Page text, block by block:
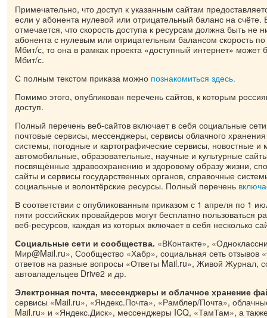
Примечательно, что доступ к указанным сайтам
если у абонента нулевой или отрицательный баланс на счёте.
отмечается, что скорость доступа к ресурсам должна быть не
абонента с нулевым или отрицательным балансом скорость
Мбит/с, то она в рамках проекта «доступный интернет» может
Мбит/с.
С полным текстом приказа можно познакомиться здесь.
Помимо этого, опубликован перечень сайтов, к которым
доступ.
Полный перечень веб-сайтов включает в себя социальные
почтовые сервисы, мессенджеры, сервисы облачного
системы, погодные и картографические сервисы, новостные и
автомобильные, образовательные, научные и культурные
посвящённые здравоохранению и здоровому образу жизни,
сайты и сервисы государственных органов, справочные
социальные и волонтёрские ресурсы. Полный перечень
В соответствии с опубликованным приказом с 1 апреля по 1
пяти российских провайдеров могут бесплатно пользоваться
веб-ресурсов, каждая из которых включает в себя несколько
Социальные сети и сообщества. «ВКонтакте»,
Мир@Mail.ru», Сообщество «Хабр», социальная сеть отзывов
ответов на разные вопросы «Ответы Mail.ru», Живой Журнал,
автовладельцев Drive2 и др.
Электронная почта, мессенджеры и облачное хранение
сервисы «Mail.ru», «Яндекс.Почта», «Рамблер/Почта»,
Mail.ru» и «Яндекс.Диск», мессенджеры ICQ, «ТамТам», а